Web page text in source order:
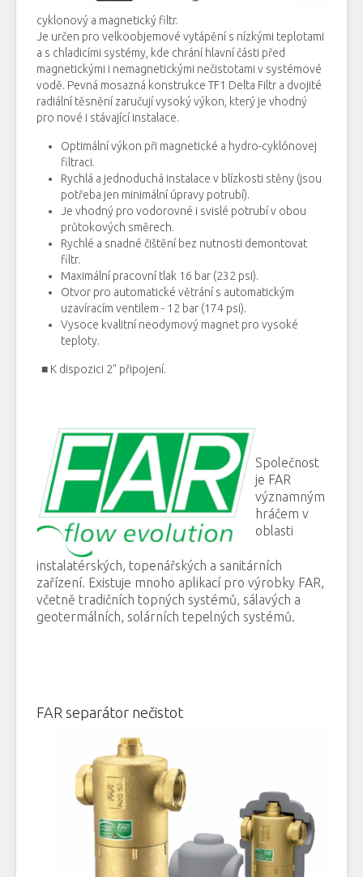
cyklonový a magnetický filtr.
Je určen pro velkoobjemové vytápění s nízkými teplotami
a s chladicími systémy , kde chrání hlavníčásti před
magnetickými i nemagnetickými nečistotami v systémové
vodě. Pevná mosazná konstrukce TF1 Delta Filtr a dvojité
radiální těsnění zaručujívysokývýkon, který je vhodný
pro nové i stávající instalace.
Optimální výkon při magnetické a hydro-cyklónovej
filtraci.
Rychlá a jednoduchá instalace v blízkosti stěny (jsou
potřeba jen minimální úpravy potrubí).
Je vhodný pro vodorovné i svislé potrubív obou
průtokových směrech.
Rychlé a snadné čištění bez nutnosti demontovat
filtr.
Maximální pracovní tlak 16 bar (232 psi).
Otvor pro automatické větrání s automatickým
uzavíracím ventilem - 12 bar (174 psi).
Vysoce kvalitní neodymový magnet pro vysoké
teploty.
■ K dispozici 2" připojení.
Společnost
je FAR
významným
hráčem v
oblasti
instalatérských, topenářských a sanitárních
zařízení. Existuje mnoho aplikací pro výrobky FAR,
včetně tradičních topných systémů, sálavých a
geotermálních, solárních tepelných systémů.
FAR separátor nečistot